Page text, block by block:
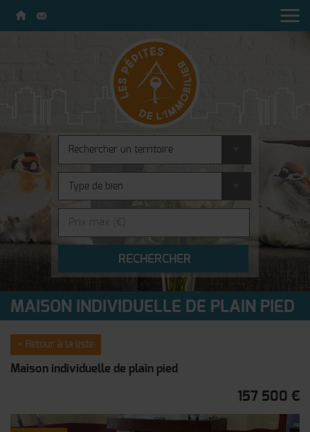
MAISON INDIVIDUELLE DE PLAIN PIED
< Retour à la liste
Maison individuelle de plain pied
157 500 €